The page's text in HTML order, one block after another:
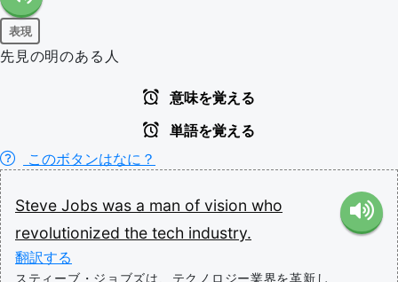
表現
先見の明のある人
意味を覚える
単語を覚える
このボタンはなに？
Steve Jobs was a man of vision who
revolutionized the tech industry.
翻訳する
スティーブ・ジョブズは、テクノロジー業界を革新し